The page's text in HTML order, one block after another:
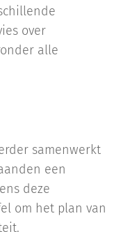
over
alle
samenwerkt
een
deze
om het plan van